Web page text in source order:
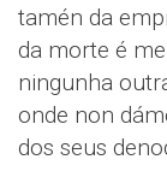
tamén da
da morte é
ningunha
onde non
dos seus